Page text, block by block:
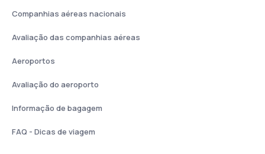
Companhias aéreas nacionais
Avaliação das companhias aéreas
Aeroportos
Avaliação do aeroporto
Informação de bagagem
FAQ - Dicas de viagem